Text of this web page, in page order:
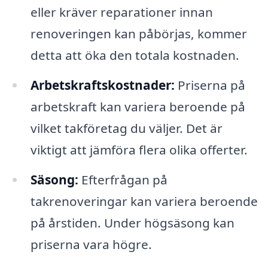
eller kräver reparationer innan
renoveringen kan påbörjas, kommer
detta att öka den totala kostnaden.
Arbetskraftskostnader: Priserna på
arbetskraft kan variera beroende på
vilket takföretag du väljer. Det är
viktigt att jämföra flera olika offerter.
Säsong: Efterfrågan på
takrenoveringar kan variera beroende
på årstiden. Under högsäsong kan
priserna vara högre.